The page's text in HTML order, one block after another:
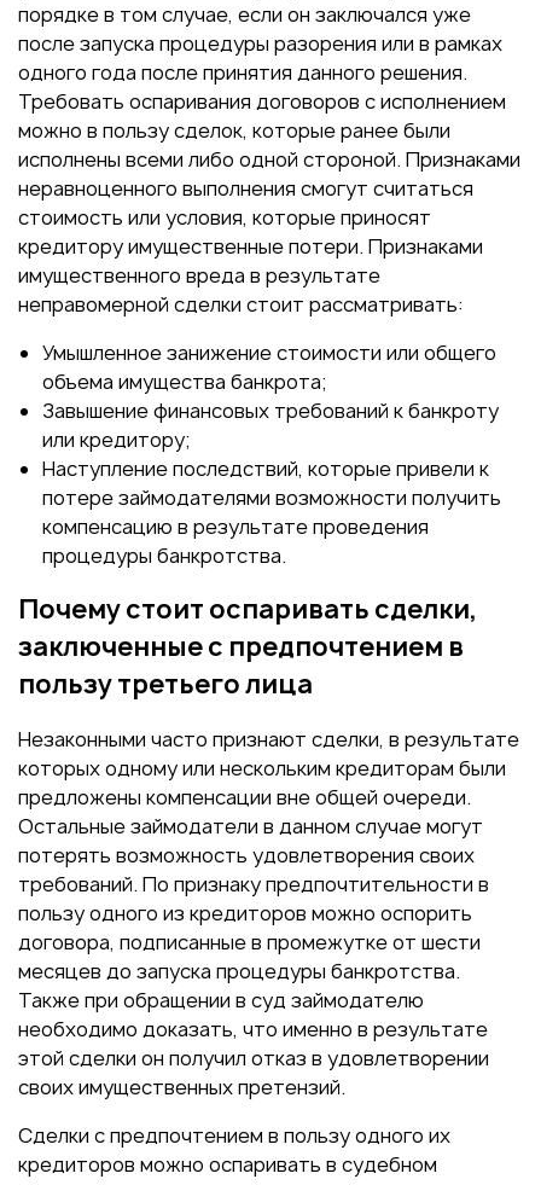
порядке в том случае, если он заключался уже
после запуска процедуры разорения или в рамках
одного года после принятия данного решения.
Требовать оспаривания договоров с исполнением
можно в пользу сделок, которые ранее были
исполнены всеми либо одной стороной. Признаками
неравноценного выполнения смогут считаться
стоимость или условия, которые приносят
кредитору имущественные потери. Признаками
имущественного вреда в результате
неправомерной сделки стоит рассматривать:
Умышленное занижение стоимости или общего
объема имущества банкрота;
Завышение финансовых требований к банкроту
или кредитору;
Наступление последствий, которые привели к
потере займодателями возможности получить
компенсацию в результате проведения
процедуры банкротства.
Почему стоит оспаривать сделки,
заключенные с предпочтением в
пользу третьего лица
Незаконными часто признают сделки, в результате
которых одному или нескольким кредиторам были
предложены компенсации вне общей очереди.
Остальные займодатели в данном случае могут
потерять возможность удовлетворения своих
требований. По признаку предпочтительности в
пользу одного из кредиторов можно оспорить
договора, подписанные в промежутке от шести
месяцев до запуска процедуры банкротства.
Также при обращении в суд займодателю
необходимо доказать, что именно в результате
этой сделки он получил отказ в удовлетворении
своих имущественных претензий.
Сделки с предпочтением в пользу одного их
кредиторов можно оспаривать в судебном